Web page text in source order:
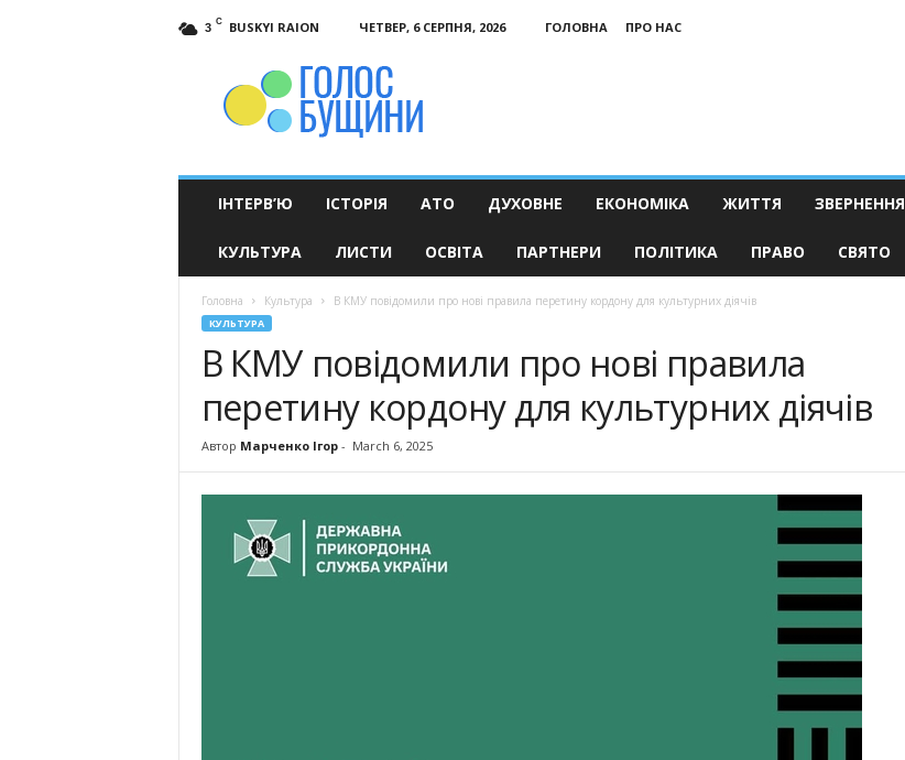
3 C BUSKYI RAION ЧЕТВЕР, 6 СЕРПНЯ, 2026 ГОЛОВНА
ПРО НАС
ІНТЕРВ’Ю ІСТОРІЯ АТО ДУХОВНЕ ЕКОНОМІКА ЖИТТЯ ЗВЕРНЕННЯ
КУЛЬТУРА ЛИСТИ ОСВІТА ПАРТНЕРИ ПОЛІТИКА ПРАВО СВЯТО
Головна Культура В КМУ повідомили про нові правила перетину кордону для культурних діячів
КУЛЬТУРА
В КМУ повідомили про нові правила
перетину кордону для культурних діячів
Автор Марченко Ігор- March 6, 2025